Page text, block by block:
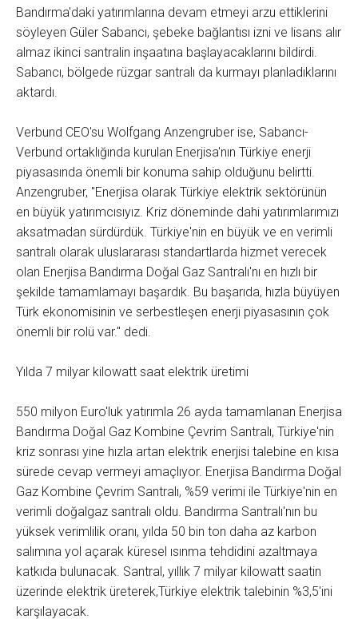
Bandırma'daki yatırımlarına devam etmeyi arzu ettiklerini
söyleyen Güler Sabancı, şebeke bağlantısı izni ve lisans alır
almaz ikinci santralin inşaatına başlayacaklarını bildirdi.
Sabancı, bölgede rüzgar santralı da kurmayı planladıklarını
aktardı.
Verbund CEO'su Wolfgang Anzengruber ise, Sabancı-
Verbund ortaklığında kurulan Enerjisa'nın Türkiye enerji
piyasasında önemli bir konuma sahip olduğunu belirtti.
Anzengruber, "Enerjisa olarak Türkiye elektrik sektörünün
en büyük yatırımcısıyız. Kriz döneminde dahi yatırımlarımızı
aksatmadan sürdürdük. Türkiye'nin en büyük ve en verimli
santralı olarak uluslararası standartlarda hizmet verecek
olan Enerjisa Bandırma Doğal Gaz Santralı'nı en hızlı bir
şekilde tamamlamayı başardık. Bu başarıda, hızla büyüyen
Türk ekonomisinin ve serbestleşen enerji piyasasının çok
önemli bir rolü var." dedi.
Yılda 7 milyar kilowatt saat elektrik üretimi
550 milyon Euro'luk yatırımla 26 ayda tamamlanan Enerjisa
Bandırma Doğal Gaz Kombine Çevrim Santralı, Türkiye'nin
kriz sonrası yine hızla artan elektrik enerjisi talebine en kısa
sürede cevap vermeyi amaçlıyor. Enerjisa Bandırma Doğal
Gaz Kombine Çevrim Santralı, %59 verimi ile Türkiye'nin en
verimli doğalgaz santralı oldu. Bandırma Santralı'nın bu
yüksek verimlilik oranı, yılda 50 bin ton daha az karbon
salımına yol açarak küresel ısınma tehdidini azaltmaya
katkıda bulunacak. Santral, yıllık 7 milyar kilowatt saatin
üzerinde elektrik üreterek,Türkiye elektrik talebinin %3,5'ini
karşılayacak.